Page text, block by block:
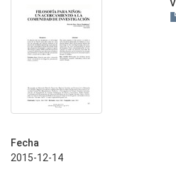
Fecha
2015-12-14